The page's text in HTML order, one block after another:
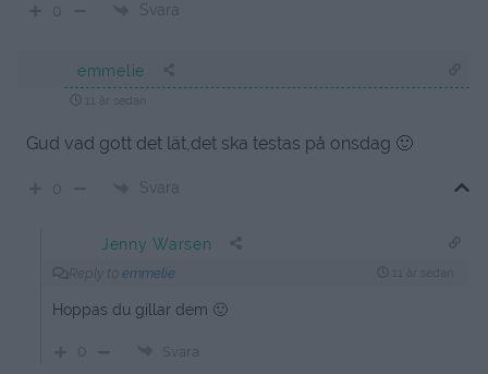
Svara
emmelie
Gud vad gott det lät,det ska testas på onsdag 🙂
Svara
Jenny Warsen
emmelie
Hoppas du gillar dem 🙂
Svara